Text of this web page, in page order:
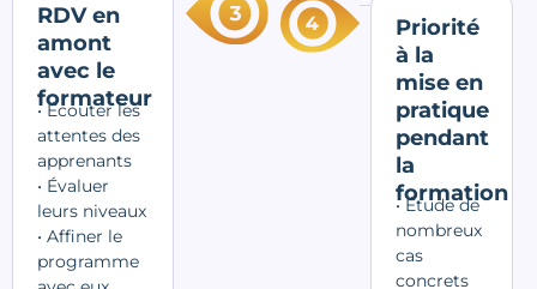
RDV en
amont
avec le
formateur
• Écouter les
attentes des
apprenants
• Évaluer
leurs niveaux
• Affiner le
programme
Priorité
à la
mise en
pratique
pendant
la
formation
• Étude de
nombreux
cas
concrets